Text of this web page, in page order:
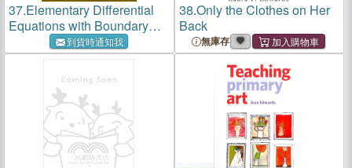
37.Elementary Differential
Equations with Boundary
Value Problems 6/E (PNIE)
到貨時通知我
38.Only the Clothes on Her
Back
無庫存